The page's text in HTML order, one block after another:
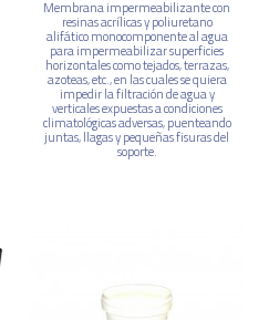
Membrana impermeabilizante con
resinas acrílicas y poliuretano
alifático monocomponente al agua
para impermeabilizar superficies
horizontales como tejados, terrazas,
azoteas, etc., en las cuales se quiera
impedir la filtración de agua y
verticales expuestas a condiciones
climatológicas adversas, puenteando
juntas, llagas y pequeñas fisuras del
soporte.